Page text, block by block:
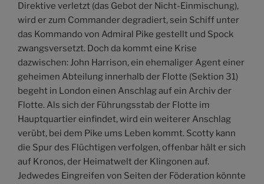
Direktive verletzt (das Gebot der Nicht-Einmischung),
wird er zum Commander degradiert, sein Schiff unter
das Kommando von Admiral Pike gestellt und Spock
zwangsversetzt. Doch da kommt eine Krise
dazwischen: John Harrison, ein ehemaliger Agent einer
geheimen Abteilung innerhalb der Flotte (Sektion 31)
begeht in London einen Anschlag auf ein Archiv der
Flotte. Als sich der Führungsstab der Flotte im
Hauptquartier einfindet, wird ein weiterer Anschlag
verübt, bei dem Pike ums Leben kommt. Scotty kann
die Spur des Flüchtigen verfolgen, offenbar hält er sich
auf Kronos, der Heimatwelt der Klingonen auf.
Jedwedes Eingreifen von Seiten der Föderation könnte